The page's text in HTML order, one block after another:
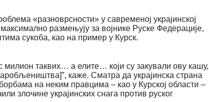
«разноврсности» у савременој украјинској
размењују за војнике Руске Федерације,
сукоба, као на пример у Курск.
милион таквих… а елите… који су закували ову кашу,
каже. Сматра да украјинска страна
на неким правцима – као у Курској области –
злочине украјинских снага против руског